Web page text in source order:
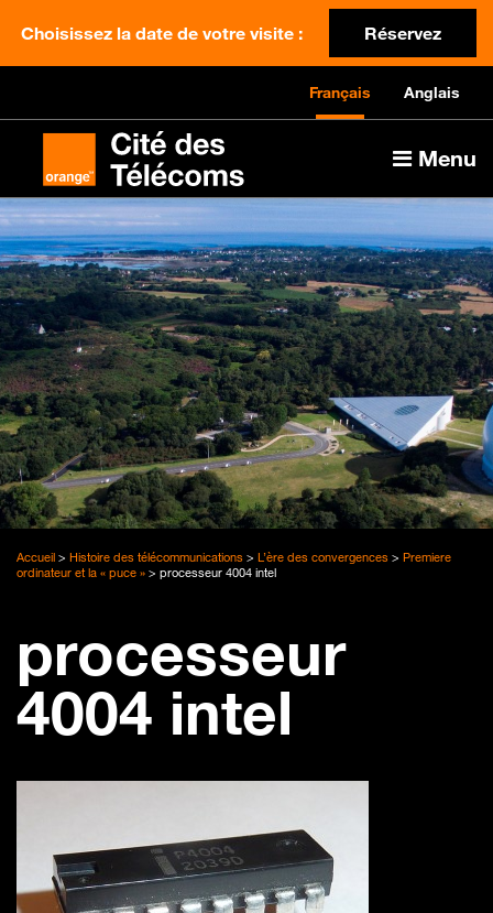
Choisissez la date de votre visite : Réservez
Français Anglais
Menu
Accueil > Histoire des télécommunications > L’ère des convergences > Premiere
ordinateur et la « puce » > processeur 4004 intel
processeur
4004 intel